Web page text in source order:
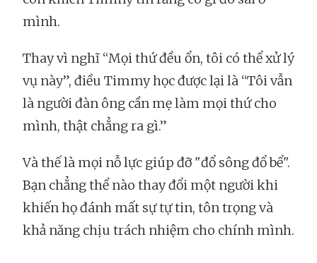
mình.
Thay vì nghĩ “Mọi thứ đều ổn, tôi có thể xử lý
vụ này”, điều Timmy học được lại là “Tôi vẫn
là người đàn ông cần mẹ làm mọi thứ cho
mình, thật chẳng ra gì.”
Và thế là mọi nỗ lực giúp đỡ "đổ sông đổ bể".
Bạn chẳng thể nào thay đổi một người khi
khiến họ đánh mất sự tự tin, tôn trọng và
khả năng chịu trách nhiệm cho chính mình.